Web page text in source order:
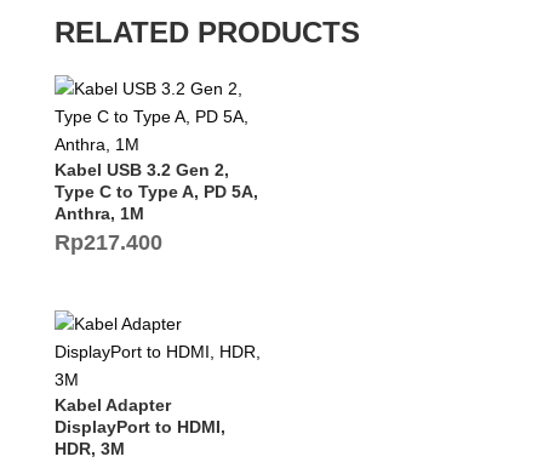
RELATED PRODUCTS
Kabel USB 3.2 Gen 2,
Type C to Type A, PD 5A,
Anthra, 1M
Rp217.400
Kabel Adapter
DisplayPort to HDMI,
HDR, 3M